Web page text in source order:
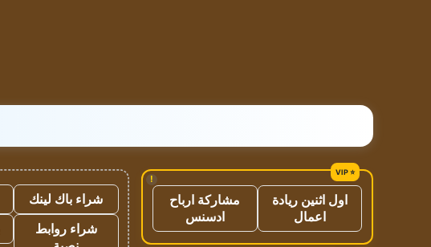
!
اول اثنين ريادة
اعمال
مشاركة ارباح
ادسنس
شراء باك لينك
شراء روابط